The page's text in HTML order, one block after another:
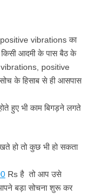
vibrations का
किसी आदमी के पास बैठ के
positive
के हिसाब से ही आसपास
हुए भी काम बिगड़ने लगते
हो तो कुछ भी हो सकता
Rs है तो आप उसे
बड़ा सोचना शुरू कर